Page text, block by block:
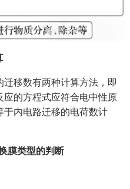
移数有两种计算方法，即
的方程式应符合电中性原
于内电路迁移的电荷数计
膜类型的判断